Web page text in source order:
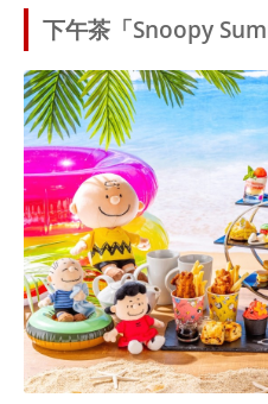
下午茶「Snoopy